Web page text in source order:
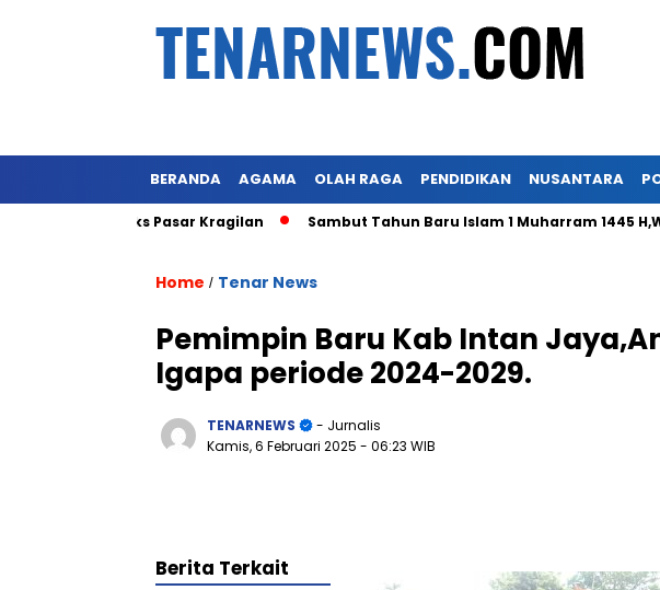
BERANDA AGAMA OLAH RAGA PENDIDIKAN NUSANTARA
Lahan Eks Pasar Kragilan Sambut Tahun Baru Islam 1 Muharram 1445
Home / Tenar News
Pemimpin Baru Kab Intan
Igapa periode 2024-2029.
TENARNEWS
- Jurnalis
Kamis, 6 Februari 2025 - 06:23 WIB
Berita Terkait